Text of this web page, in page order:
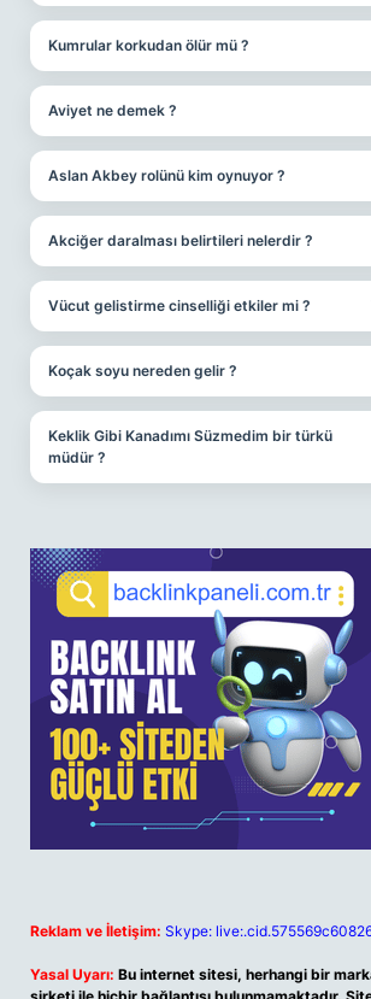
Kumrular korkudan ölür mü ?
Aviyet ne demek ?
Aslan Akbey rolünü kim oynuyor ?
Akciğer daralması belirtileri nelerdir ?
Vücut gelistirme cinselliği etkiler mi ?
Koçak soyu nereden gelir ?
Keklik Gibi Kanadımı Süzmedim bir türkü
müdür ?
Reklam ve İletişim: Skype:
Yasal Uyarı: Bu internet sitesi, herhangi bir